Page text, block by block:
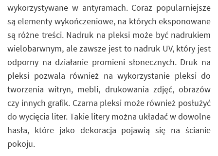
wykorzystywane w antyramach. Coraz popularniejsze
są elementy wykończeniowe, na których eksponowane
są różne treści. Nadruk na pleksi może być nadrukiem
wielobarwnym, ale zawsze jest to nadruk UV, który jest
odporny na działanie promieni słonecznych. Druk na
pleksi pozwala również na wykorzystanie pleksi do
tworzenia witryn, mebli, drukowania zdjęć, obrazów
czy innych grafik. Czarna pleksi może również posłużyć
do wycięcia liter. Takie litery można układać w dowolne
hasła, które jako dekoracja pojawią się na ścianie
pokoju.